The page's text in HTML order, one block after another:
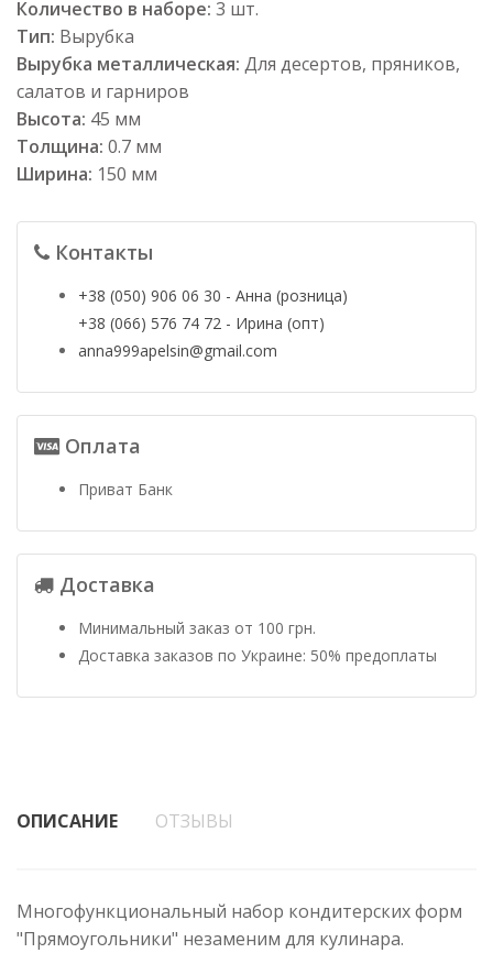
Количество в наборе: 3 шт.
Тип: Вырубка
Вырубка металлическая: Для десертов, пряников,
салатов и гарниров
Высота: 45 мм
Толщина: 0.7 мм
Ширина: 150 мм
Контакты
+38 (050) 906 06 30 - Анна (розница)
+38 (066) 576 74 72 - Ирина (опт)
anna999apelsin@gmail.com
Оплата
Приват Банк
Доставка
Минимальный заказ от 100 грн.
Доставка заказов по Украине: 50% предоплаты
ОПИСАНИЕ ОТЗЫВЫ
Многофункциональный набор кондитерских форм
"Прямоугольники" незаменим для кулинара.